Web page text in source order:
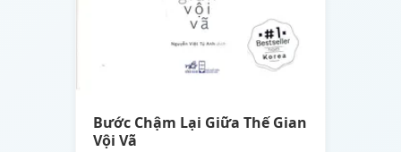
Bước Chậm Lại Giữa Thế Gian
Vội Vã